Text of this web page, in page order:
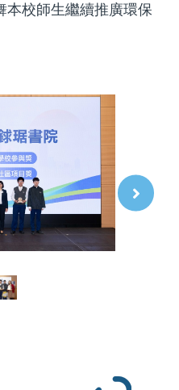
本校師生繼續推廣環保